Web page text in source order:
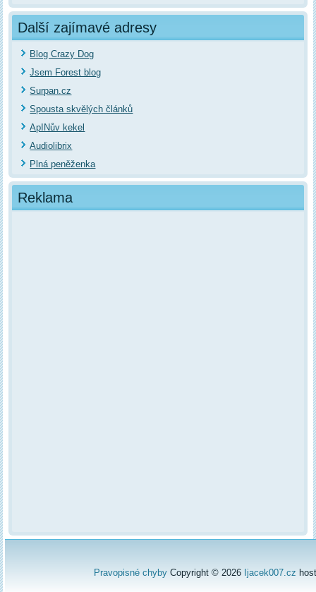
Další zajímavé adresy
Blog Crazy Dog
Jsem Forest blog
Surpan.cz
Spousta skvělých článků
ApINův kekel
Audiolibrix
Plná peněženka
Reklama
Pravopisné chybyCopyright © 2026 Ijacek007.cz